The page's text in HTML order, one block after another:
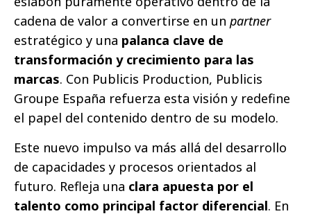
cadena de valor a convertirse en un partner
estratégico y una palanca clave de
transformación y crecimiento para las
marcas. Con Publicis Production, Publicis
Groupe España refuerza esta visión y redefine
el papel del contenido dentro de su modelo.
Este nuevo impulso va más allá del desarrollo
de capacidades y procesos orientados al
futuro. Refleja una clara apuesta por el
talento como principal factor diferencial. En